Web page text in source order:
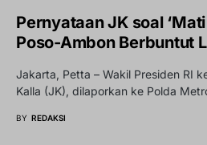
Pernyataan JK soal
Poso-Ambon Berbuntut
Jakarta, Petta – Wakil Presiden RI
Kalla (JK), dilaporkan ke Polda
BY REDAKSI